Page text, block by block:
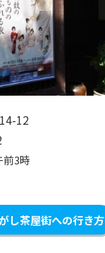
12
前3時
し茶屋街への行き方